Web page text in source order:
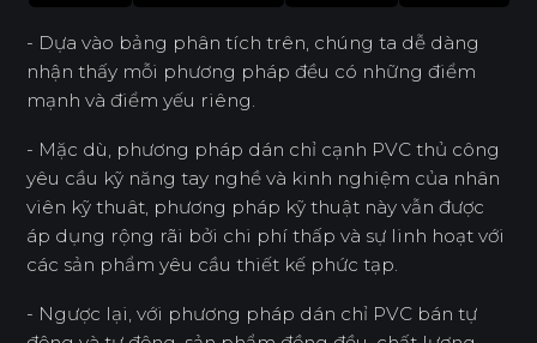
- Dựa vào bảng phân tích trên, chúng ta dễ dàng
nhận thấy mỗi phương pháp đều có những điểm
mạnh và điểm yếu riêng.
- Mặc dù, phương pháp dán chỉ cạnh PVC thủ công
yêu cầu kỹ năng tay nghề và kinh nghiệm của nhân
viên kỹ thuât, phương pháp kỹ thuật này vẫn được
áp dụng rộng rãi bởi chi phí thấp và sự linh hoạt với
các sản phẩm yêu cầu thiết kế phức tạp.
- Ngược lại, với phương pháp dán chỉ PVC bán tự